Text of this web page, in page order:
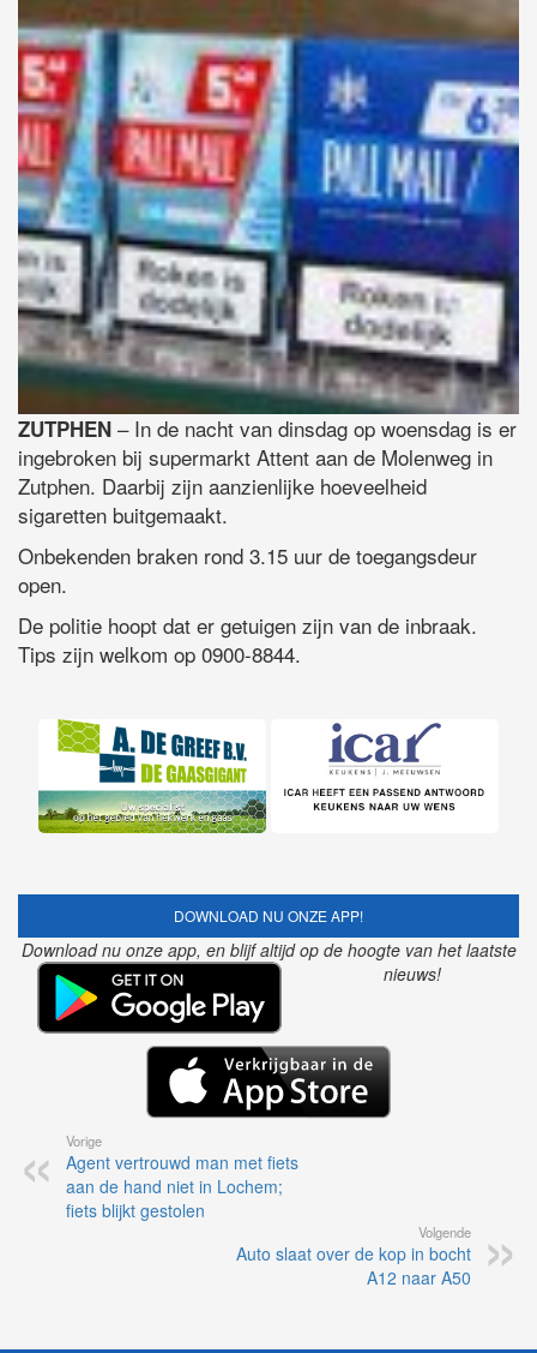
ZUTPHEN – In de nacht van dinsdag op woensdag is er
ingebroken bij supermarkt Attent aan de Molenweg in
Zutphen. Daarbij zijn aanzienlijke hoeveelheid
sigaretten buitgemaakt.
Onbekenden braken rond 3.15 uur de toegangsdeur
open.
De politie hoopt dat er getuigen zijn van de inbraak.
Tips zijn welkom op 0900-8844.
DOWNLOAD NU ONZE APP!
Download nu onze app, en blijf altijd op de hoogte van het laatste
nieuws!
Vorige
Agent vertrouwd man met fiets
aan de hand niet in Lochem;
fiets blijkt gestolen
Volgende
Auto slaat over de kop in bocht
A12 naar A50